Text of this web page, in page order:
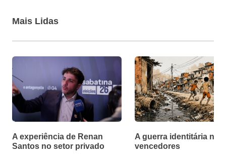
Mais Lidas
A experiência de Renan
Santos no setor privado
A guerra identitária não
vencedores